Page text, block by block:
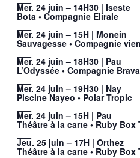
Mer. 24 juin – 14H30 | Iseste
Bota • Compagnie Elirale
Mer. 24 juin – 15H | Monein
Sauvagesse • Compagnie
Mer. 24 juin – 18H30 | Pau
L’Odyssée • Compagnie
Mer. 24 juin – 19H30 | Nay
Piscine Nayeo • Polar Tropic
Mer. 24 juin – 15H | Pau
Théâtre à la carte • Ruby Box
Jeu. 25 juin – 17H | Orthez
Théâtre à la carte • Ruby Box